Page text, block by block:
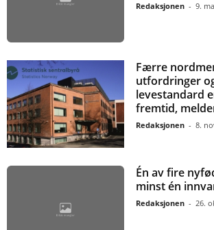
Redaksjonen - 9.
Færre
utfordringer
levestandard
fremtid,
Redaksjonen - 8.
Én av fire
minst én
Redaksjonen - 26.